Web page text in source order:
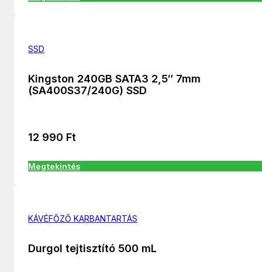
SSD
Kingston 240GB SATA3 2,5″ 7mm
(SA400S37/240G) SSD
12 990 Ft
Megtekintés
KÁVÉFŐZŐ KARBANTARTÁS
Durgol tejtisztító 500 mL